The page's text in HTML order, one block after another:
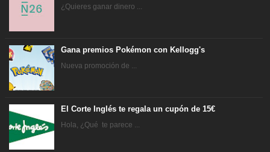
¿Quieres ganar dinero ...
Gana premios Pokémon con Kellogg's
Nueva promoción de ...
El Corte Inglés te regala un cupón de 15€
Hola, ¿Qué te parece ...